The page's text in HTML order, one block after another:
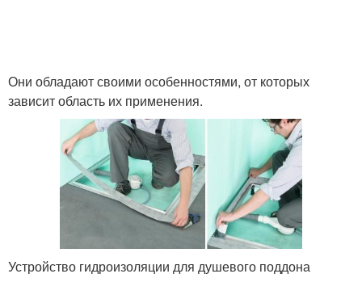
Они обладают своими особенностями, от которых
зависит область их применения.
Устройство гидроизоляции для душевого поддона